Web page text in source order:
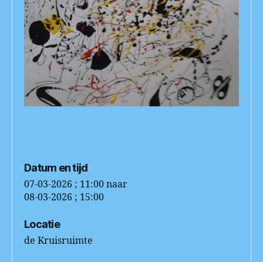
Datum en tijd
07-03-2026 ; 11:00 naar
08-03-2026 ; 15:00
Locatie
de Kruisruimte